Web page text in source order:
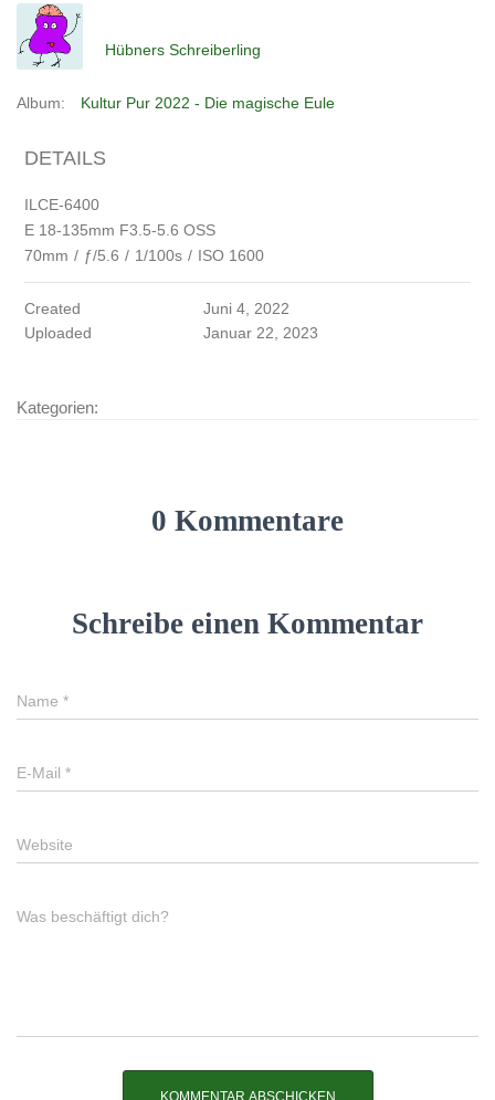
Hübners Schreiberling
Album: Kultur Pur 2022 - Die magische Eule
DETAILS
ILCE-6400
E 18-135mm F3.5-5.6 OSS
70mm / ƒ/5.6 / 1/100s / ISO 1600
Created
Juni 4, 2022
Uploaded
Januar 22, 2023
Kategorien:
0 Kommentare
Schreibe einen Kommentar
Name *
E-Mail *
Website
Was beschäftigt dich?